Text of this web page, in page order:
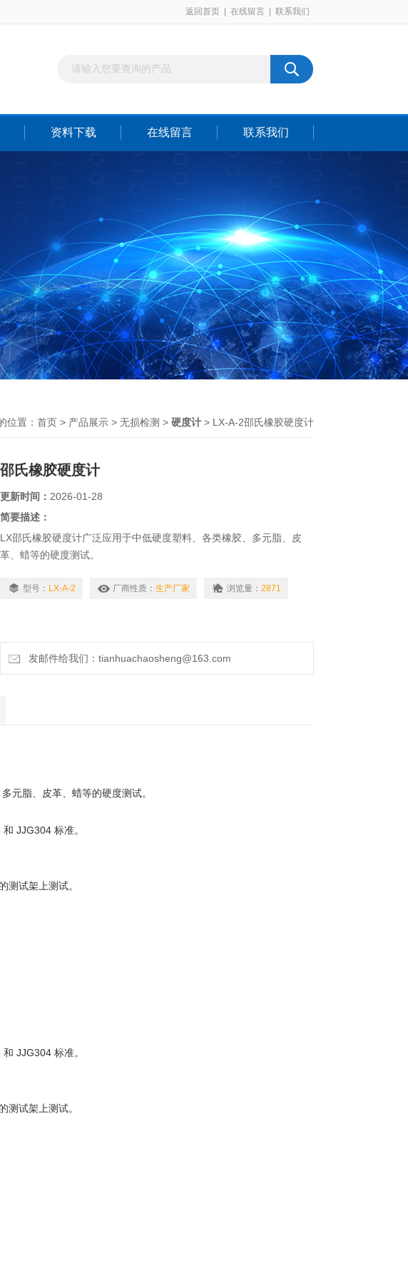
返回首页 在线留言 联系我们
资料下载 在线留言 联系我们
位置： 首页 > 产品展示 > 无损检测 > 硬度计 > LX-A-2邵氏橡胶硬度计
邵氏橡胶硬度计
更新时间： 2026-01-28
简要描述：
LX邵氏橡胶硬度计广泛应用于中低硬度塑料、各类橡胶、多元脂、皮
革、蜡等的硬度测试。
型号： LX-A-2 厂商性质： 生产厂家 浏览量： 2871
发邮件给我们：tianhuachaosheng@163.com
元脂、皮革、蜡等的硬度测试。
JJG304 标准。
测试架上测试。
JJG304 标准。
测试架上测试。